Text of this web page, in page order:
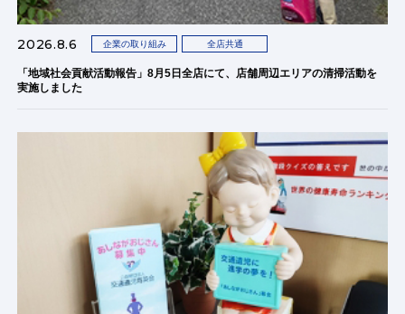
2026.8.6 企業の取り組み 全店共通
「地域社会貢献活動報告」8月5日全店にて、店舗周辺エリアの清掃活動を
実施しました